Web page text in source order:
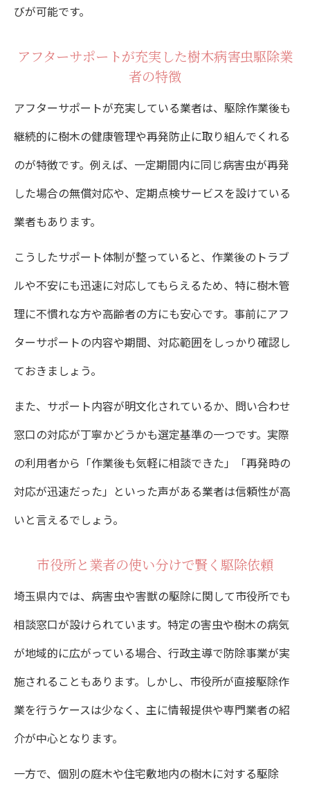
びが可能です。
アフターサポートが充実した樹木病害虫駆除業
者の特徴
アフターサポートが充実している業者は、駆除作業後も
継続的に樹木の健康管理や再発防止に取り組んでくれる
のが特徴です。例えば、一定期間内に同じ病害虫が再発
した場合の無償対応や、定期点検サービスを設けている
業者もあります。
こうしたサポート体制が整っていると、作業後のトラブ
ルや不安にも迅速に対応してもらえるため、特に樹木管
理に不慣れな方や高齢者の方にも安心です。事前にアフ
ターサポートの内容や期間、対応範囲をしっかり確認し
ておきましょう。
また、サポート内容が明文化されているか、問い合わせ
窓口の対応が丁寧かどうかも選定基準の一つです。実際
の利用者から「作業後も気軽に相談できた」「再発時の
対応が迅速だった」といった声がある業者は信頼性が高
いと言えるでしょう。
市役所と業者の使い分けで賢く駆除依頼
埼玉県内では、病害虫や害獣の駆除に関して市役所でも
相談窓口が設けられています。特定の害虫や樹木の病気
が地域的に広がっている場合、行政主導で防除事業が実
施されることもあります。しかし、市役所が直接駆除作
業を行うケースは少なく、主に情報提供や専門業者の紹
介が中心となります。
一方で、個別の庭木や住宅敷地内の樹木に対する駆除